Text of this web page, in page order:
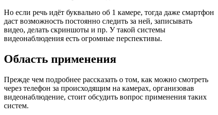
Но если речь идёт буквально об 1 камере, тогда даже смартфон
даст возможность постоянно следить за ней, записывать
видео, делать скриншоты и пр. У такой системы
видеонаблюдения есть огромные перспективы.
Область применения
Прежде чем подробнее рассказать о том, как можно смотреть
через телефон за происходящим на камерах, организовав
видеонаблюдение, стоит обсудить вопрос применения таких
систем.